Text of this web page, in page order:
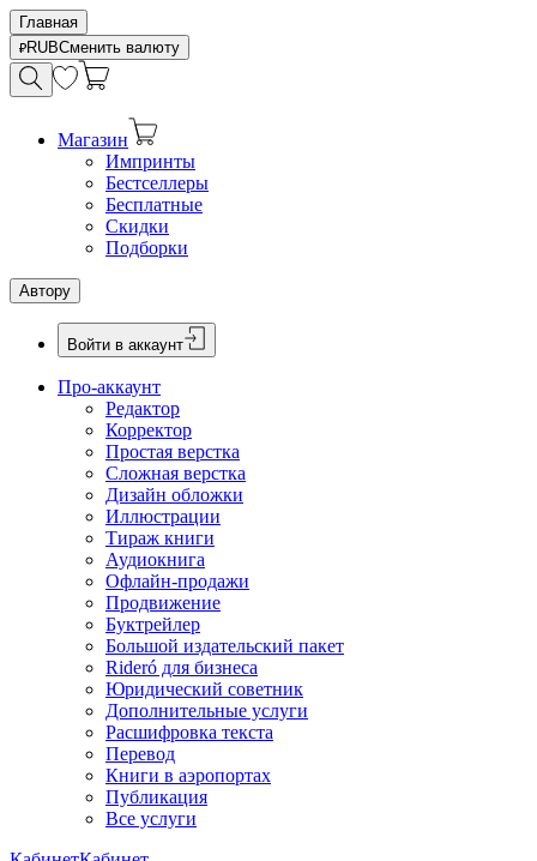
Главная
RUBСменить валюту
Магазин
Импринты
Бестселлеры
Бесплатные
Скидки
Подборки
Автору
Войти в аккаунт
Про-аккаунт
Редактор
Корректор
Простая верстка
Сложная верстка
Дизайн обложки
Иллюстрации
Тираж книги
Аудиокнига
Офлайн-продажи
Продвижение
Буктрейлер
Большой издательский пакет
Rideró для бизнеса
Юридический советник
Дополнительные услуги
Расшифровка текста
Перевод
Книги в аэропортах
Публикация
Все услуги